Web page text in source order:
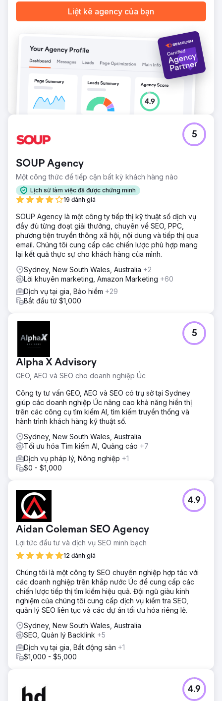
Liệt kê agency của bạn
SOUP Agency
Một công thức để tiếp cận bất kỳ khách hàng nào
Lịch sử làm việc đã được chứng minh
19 đánh giá
5
SOUP Agency là một công ty tiếp thị kỹ thuật số dịch vụ
đầy đủ từng đoạt giải thưởng, chuyên về SEO, PPC,
phương tiện truyền thông xã hội, nội dung và tiếp thị qua
email. Chúng tôi cung cấp các chiến lược phù hợp mang
lại kết quả thực sự cho khách hàng của mình.
Sydney, New South Wales, Australia +2
Lời khuyên marketing, Amazon Marketing +60
Dịch vụ tại gia, Bảo hiểm +29
Bắt đầu từ $1,000
Alpha X Advisory
GEO, AEO và SEO cho doanh nghiệp Úc
5
Công ty tư vấn GEO, AEO và SEO có trụ sở tại Sydney
giúp các doanh nghiệp Úc nâng cao khả năng hiển thị
trên các công cụ tìm kiếm AI, tìm kiếm truyền thống và
hành trình khách hàng kỹ thuật số.
Sydney, New South Wales, Australia
Tối ưu hóa Tìm kiếm AI, Quảng cáo +7
Dịch vụ pháp lý, Nông nghiệp +1
$0 - $1,000
Aidan Coleman SEO Agency
Lợi tức đầu tư và dịch vụ SEO minh bạch
12 đánh giá
4.9
Chúng tôi là một công ty SEO chuyên nghiệp hợp tác với
các doanh nghiệp trên khắp nước Úc để cung cấp các
chiến lược tiếp thị tìm kiếm hiệu quả. Đội ngũ giàu kinh
nghiệm của chúng tôi cung cấp dịch vụ kiểm tra SEO,
quản lý SEO liên tục và các dự án tối ưu hóa riêng lẻ.
Sydney, New South Wales, Australia
SEO, Quản lý Backlink +5
Dịch vụ tại gia, Bất động sản +1
$1,000 - $5,000
4.9